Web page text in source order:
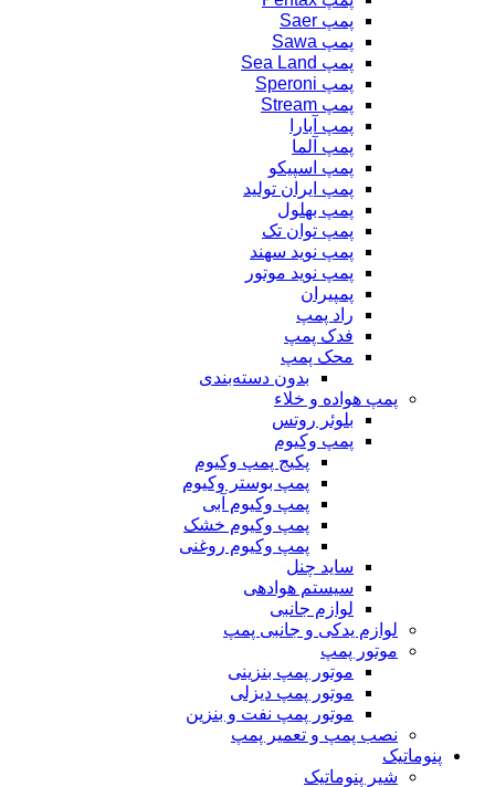
پمپ Saer
پمپ Sawa
پمپ Sea Land
پمپ Speroni
پمپ Stream
پمپ آبارا
پمپ آلما
پمپ اسپیکو
پمپ ایران تولید
پمپ بهلول
پمپ توان تک
پمپ نوید سهند
پمپ نوید موتور
پمپیران
راد پمپ
فدک پمپ
محک پمپ
بدون دسته‌بندی
پمپ هواده و خلاء
بلوئر روتس
پمپ وکیوم
پکیج پمپ وکیوم
پمپ بوستر وکیوم
پمپ وکیوم آبی
پمپ وکیوم خشک
پمپ وکیوم روغنی
ساید چنل
سیستم هوادهی
لوازم جانبی
لوازم یدکی و جانبی پمپ
موتور پمپ
موتور پمپ بنزینی
موتور پمپ دیزلی
موتور پمپ نفت و بنزین
نصب پمپ و تعمیر پمپ
پنوماتیک
شیر پنوماتیک